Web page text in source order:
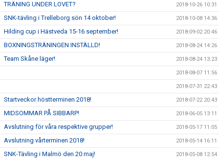
TRÄNING UNDER LOVET? 2018-10-26 10:31
SNK-tävling i Trelleborg sön 14 oktober! 2018-10-08 14:36
Hilding cup i Hästveda 15-16 september! 2018-09-02 20:46
BOXNINGSTRÄNINGEN INSTÄLLD! 2018-08-24 14:26
Team Skåne läger! 2018-08-24 13:23
2018-08-07 11:56
2018-07-31 22:43
Startveckor höstterminen 2018! 2018-07-22 20:43
MIDSOMMAR PÅ SIBBARP! 2018-06-05 13:11
Avslutning för våra respektive grupper! 2018-05-17 11:05
Avslutning vårterminen 2018! 2018-05-14 16:11
SNK-Tävling i Malmö den 20 maj! 2018-05-08 12:54